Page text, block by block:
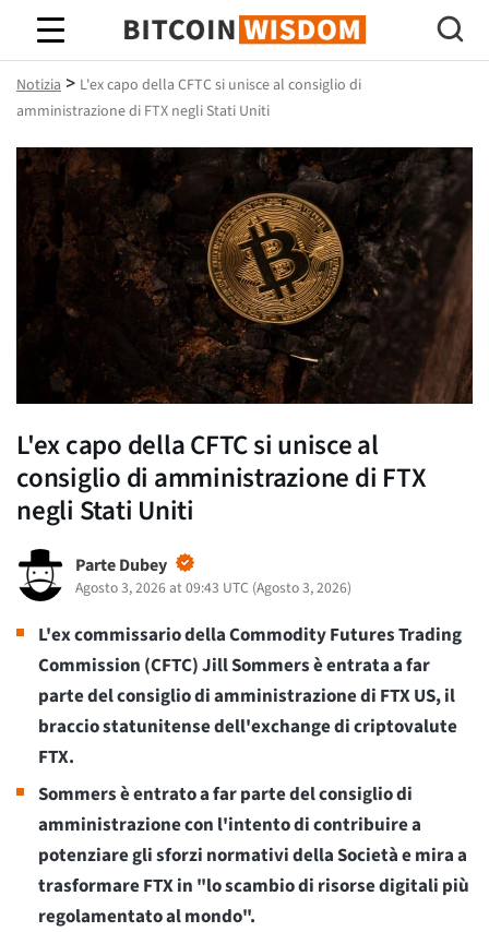
Saggezza Bitcoin
Notizia > L'ex capo della CFTC si unisce al consiglio di
amministrazione di FTX negli Stati Uniti
L'ex capo della CFTC si unisce al
consiglio di amministrazione di FTX
negli Stati Uniti
Parte Dubey
Agosto 3, 2026 at 09:43 UTC (Agosto 3, 2026)
L'ex commissario della Commodity Futures Trading
Commission (CFTC) Jill Sommers è entrata a far
parte del consiglio di amministrazione di FTX US, il
braccio statunitense dell'exchange di criptovalute
FTX.
Sommers è entrato a far parte del consiglio di
amministrazione con l'intento di contribuire a
potenziare gli sforzi normativi della Società e mira a
trasformare FTX in "lo scambio di risorse digitali più
regolamentato al mondo".